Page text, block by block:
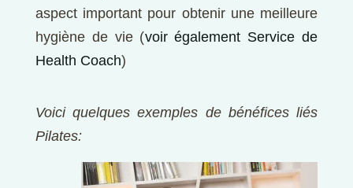
aspect important pour obtenir une meilleure
hygiène de vie (voir également Service de
Health Coach)
Voici quelques exemples de bénéfices liés
Pilates: